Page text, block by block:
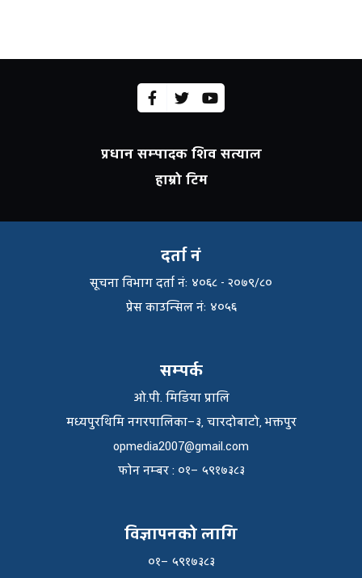
प्रधान सम्पादक शिव सत्याल
हाम्रो टिम
दर्ता नं
सूचना विभाग दर्ता नंः ४०६८ - २०७९/८०
प्रेस काउन्सिल नंः ४०५६
सम्पर्क
ओ.पी. मिडिया प्रालि
मध्यपुरथिमि नगरपालिका–३, चारदोबाटो, भक्तपुर
opmedia2007@gmail.com
फाेन नम्बर : ०१– ५९१७३८३
विज्ञापनको लागि
०१– ५९१७३८३